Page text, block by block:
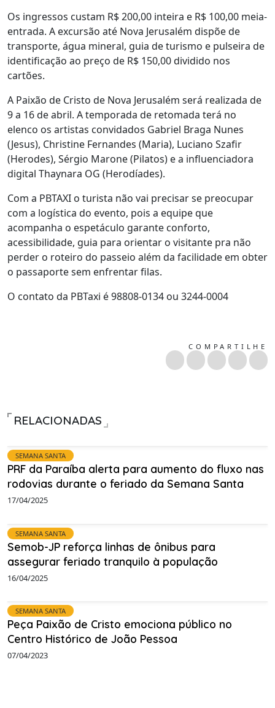
Os ingressos custam R$ 200,00 inteira e R$ 100,00 meia-
entrada. A excursão até Nova Jerusalém dispõe de
transporte, água mineral, guia de turismo e pulseira de
identificação ao preço de R$ 150,00 dividido nos
cartões.
A Paixão de Cristo de Nova Jerusalém será realizada de
9 a 16 de abril. A temporada de retomada terá no
elenco os artistas convidados Gabriel Braga Nunes
(Jesus), Christine Fernandes (Maria), Luciano Szafir
(Herodes), Sérgio Marone (Pilatos) e a influenciadora
digital Thaynara OG (Herodíades).
Com a PBTAXI o turista não vai precisar se preocupar
com a logística do evento, pois a equipe que
acompanha o espetáculo garante conforto,
acessibilidade, guia para orientar o visitante pra não
perder o roteiro do passeio além da facilidade em obter
o passaporte sem enfrentar filas.
O contato da PBTaxi é 98808-0134 ou 3244-0004
COMPARTILHE
RELACIONADAS
SEMANA SANTA
PRF da Paraíba alerta para aumento do fluxo nas
rodovias durante o feriado da Semana Santa
17/04/2025
SEMANA SANTA
Semob-JP reforça linhas de ônibus para
assegurar feriado tranquilo à população
16/04/2025
SEMANA SANTA
Peça Paixão de Cristo emociona público no
Centro Histórico de João Pessoa
07/04/2023